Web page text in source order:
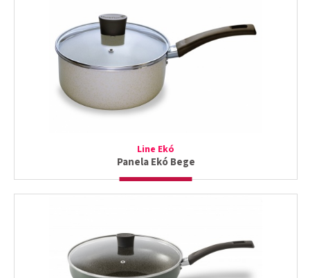
Line Ekó
Panela Ekó Bege